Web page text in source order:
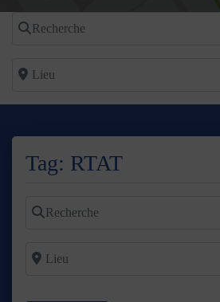
Recherche
Lieu
Tag: RTAT
Recherche
Lieu